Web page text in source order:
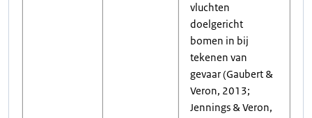
vluchten
doelgericht
bomen in bij
tekenen van
gevaar (Gaubert &
Veron, 2013;
Jennings & Veron,